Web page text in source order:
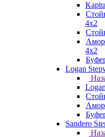
4x2
4х2
Logan
Sandero